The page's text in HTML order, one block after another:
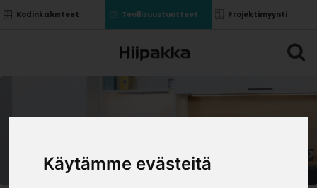
Käytämme evästeitä
Kodinkalusteet Teollisuustuotteet Projektimyynti